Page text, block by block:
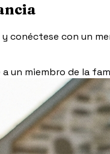
conéctese con un
un miembro de la